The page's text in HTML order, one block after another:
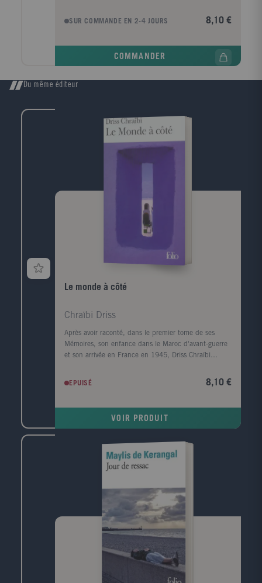
décommande: il n'y a plus que treize convives...
bienséance. Une véritable transgression. La
qui fait déraper la soirée. Pour l'émerveillement des
SUR COMMANDE EN 2-4 JOURS 8,10 €
COMMANDER
Du même éditeur
Le monde à côté
Chraïbi Driss
Après avoir raconté, dans le premier tome de ses
Mémoires, son enfance dans le Maroc d'avant-guerre
et son arrivée en France en 1945, Driss Chraïbi
début des années 50, il découvre une autre planète,
l'Alsace, et s'y installe avec sa femme dans une sorte
communauté maghrébine trouve en lui l'une de ses
ensuite les années France Culture, les années
canadiennes, les années à l'Ile d'Yeu, les amis et les
rencontres (François Mitterrand, Lucien Bodard...),
EPUISÉ 8,10 €
VOIR PRODUIT